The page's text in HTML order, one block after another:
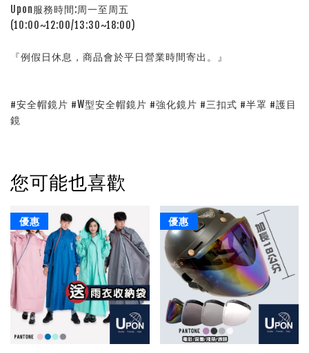
Upon服務時間:周一至周五
(10:00~12:00/13:30~18:00)
『例假日休息，商品會於平日營業時間寄出。』
#安全帽鏡片 #W型安全帽鏡片 #強化鏡片 #三扣式 #半罩 #護目
鏡
您可能也喜歡
優惠 優惠